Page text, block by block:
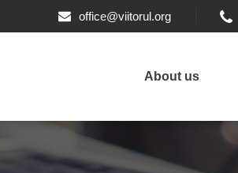
office@viitorul.org
About us